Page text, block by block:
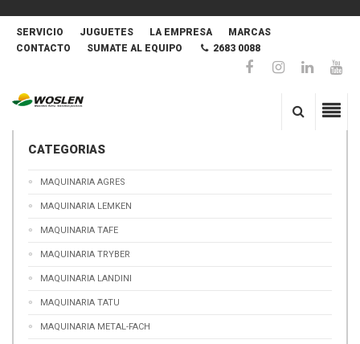
SERVICIO JUGUETES LA EMPRESA
MARCAS
CONTACTO
SUMATE AL EQUIPO 2683 0088
CATEGORIAS
MAQUINARIA AGRES
MAQUINARIA LEMKEN
MAQUINARIA TAFE
MAQUINARIA TRYBER
MAQUINARIA LANDINI
MAQUINARIA TATU
MAQUINARIA METAL-FACH